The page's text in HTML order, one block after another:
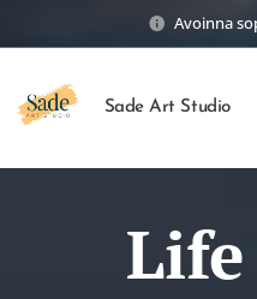
Avoinna
Sade Art Studio